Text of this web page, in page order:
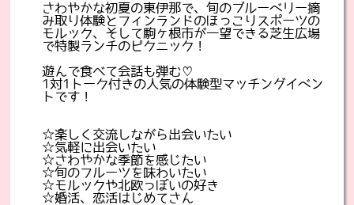
さわやかな初夏の東伊那で、旬のブルーベリー摘
み取り体験とフィンランドのほっこりスポーツの
モルック、そして駒ヶ根市が一望できる芝生広場
で特製ランチのピクニック！
遊んで食べて会話も弾む♡
1対1トーク付きの人気の体験型マッチングイベン
トです！
☆楽しく交流しながら出会いたい
☆気軽に出会いたい
☆さわやかな季節を感じたい
☆旬のフルーツを味わいたい
☆モルックや北欧っぽいの好き
☆婚活、恋活はじめてさん